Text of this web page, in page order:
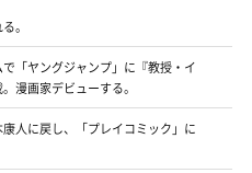
。
「ヤングジャンプ」に『教授・イ
漫画家デビューする。
人に戻し、「プレイコミック」に